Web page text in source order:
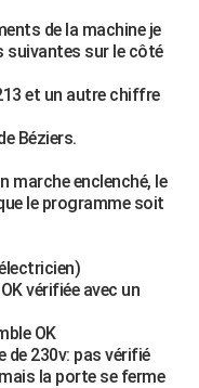
de la machine je
suivantes sur le côté
et un autre chiffre
Béziers.
marche enclenché, le
le programme soit
vérifiée avec un
OK
230v: pas vérifié
la porte se ferme